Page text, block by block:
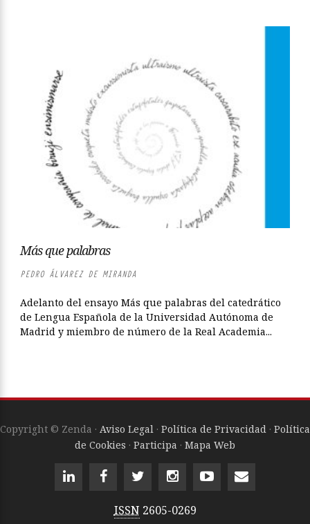
Más que palabras
PEDRO ÁLVAREZ DE MIRANDA
Adelanto del ensayo Más que palabras del catedrático
de Lengua Española de la Universidad Autónoma de
Madrid y miembro de número de la Real Academia...
Copyright © Zenda · Aviso Legal · Política de Privacidad · Política
de Cookies · Participa · Mapa Web
ISSN 2605-0269